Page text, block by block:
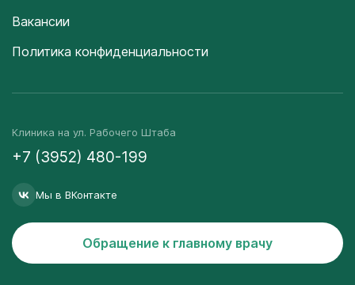
Вакансии
Политика конфиденциальности
Клиника на ул. Рабочего Штаба
+7 (3952) 480-199
Мы в ВКонтакте
Обращение к главному врачу